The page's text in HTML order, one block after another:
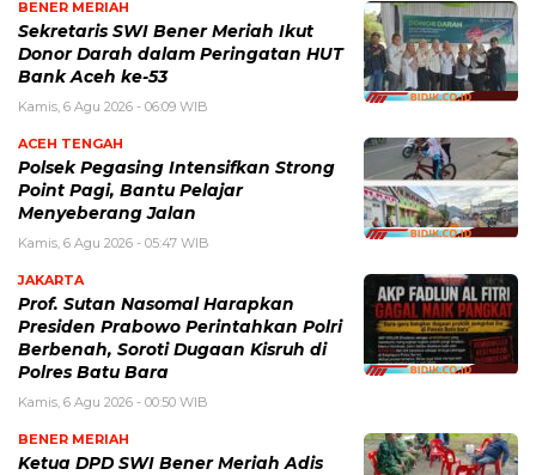
BENER MERIAH
Sekretaris SWI Bener Meriah Ikut
Donor Darah dalam Peringatan HUT
Bank Aceh ke-53
Kamis, 6 Agu 2026 - 06:09 WIB
ACEH TENGAH
Polsek Pegasing Intensifkan Strong
Point Pagi, Bantu Pelajar
Menyeberang Jalan
Kamis, 6 Agu 2026 - 05:47 WIB
JAKARTA
Prof. Sutan Nasomal Harapkan
Presiden Prabowo Perintahkan Polri
Berbenah, Soroti Dugaan Kisruh di
Polres Batu Bara
Kamis, 6 Agu 2026 - 00:50 WIB
BENER MERIAH
Ketua DPD SWI Bener Meriah Adis